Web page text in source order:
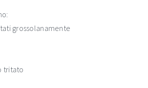
grossolanamente
tritato